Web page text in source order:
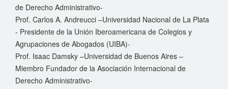
de Derecho Administrativo-
Prof. Carlos A. Andreucci –Universidad Nacional de La Plata
- Presidente de la Unión Iberoamericana de Colegios y
Agrupaciones de Abogados (UIBA)-
Prof. Isaac Damsky –Universidad de Buenos Aires –
Miembro Fundador de la Asociación Internacional de
Derecho Administrativo-